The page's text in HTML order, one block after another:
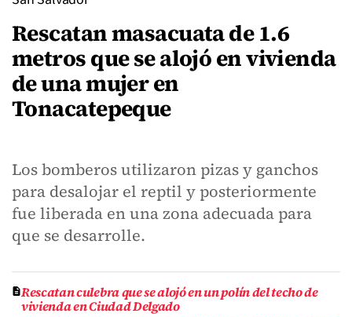
Rescatan masacuata de 1.6
metros que se alojó en vivienda
de una mujer en
Tonacatepeque
Los bomberos utilizaron pizas y ganchos
para desalojar el reptil y posteriormente
fue liberada en una zona adecuada para
que se desarrolle.
Rescatan culebra que se alojó en un polín del techo de
vivienda en Ciudad Delgado